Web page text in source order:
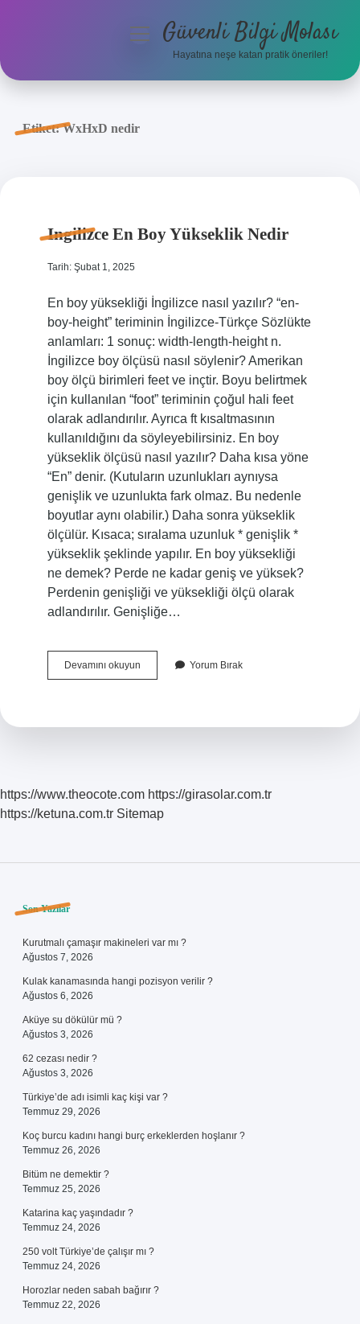
Anasayfa
menüyüGüvenli Bilgi Molası
Hayatına neşe katan pratik öneriler!
Etiket:WxHxD nedir
Ingilizce En Boy Yükseklik Nedir
Tarih: Şubat 1, 2025
En boy yüksekliği İngilizce nasıl yazılır? “en-
boy-height” teriminin İngilizce-Türkçe Sözlükte
anlamları: 1 sonuç: width-length-height n.
İngilizce boy ölçüsü nasıl söylenir? Amerikan
boy ölçü birimleri feet ve inçtir. Boyu belirtmek
için kullanılan “foot” teriminin çoğul hali feet
olarak adlandırılır. Ayrıca ft kısaltmasının
kullanıldığını da söyleyebilirsiniz. En boy
yükseklik ölçüsü nasıl yazılır? Daha kısa yöne
“En” denir. (Kutuların uzunlukları aynıysa
genişlik ve uzunlukta fark olmaz. Bu nedenle
boyutlar aynı olabilir.) Daha sonra yükseklik
ölçülür. Kısaca; sıralama uzunluk * genişlik *
yükseklik şeklinde yapılır. En boy yüksekliği
ne demek? Perde ne kadar geniş ve yüksek?
Perdenin genişliği ve yüksekliği ölçü olarak
adlandırılır. Genişliğe…
Devamını okuyunIngilizce
En
Yorum Bırak
https://www.theocote.com https://girasolar.com.tr
https://ketuna.com.tr Sitemap
Sidebar
Son Yazılar
Kurutmalı çamaşır makineleri var mı ?
Ağustos 7, 2026
Kulak kanamasında hangi pozisyon verilir ?
Ağustos 6, 2026
Aküye su dökülür mü ?
Ağustos 3, 2026
62 cezası nedir ?
Ağustos 3, 2026
Türkiye’de adı isimli kaç kişi var ?
Temmuz 29, 2026
Koç burcu kadını hangi burç erkeklerden hoşlanır ?
Temmuz 26, 2026
Bitüm ne demektir ?
Temmuz 25, 2026
Katarina kaç yaşındadır ?
Temmuz 24, 2026
250 volt Türkiye’de çalışır mı ?
Temmuz 24, 2026
Horozlar neden sabah bağırır ?
Temmuz 22, 2026